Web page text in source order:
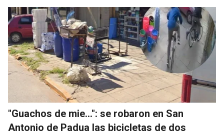
"Guachos de mie...": se robaron en San
Antonio de Padua las bicicletas de dos